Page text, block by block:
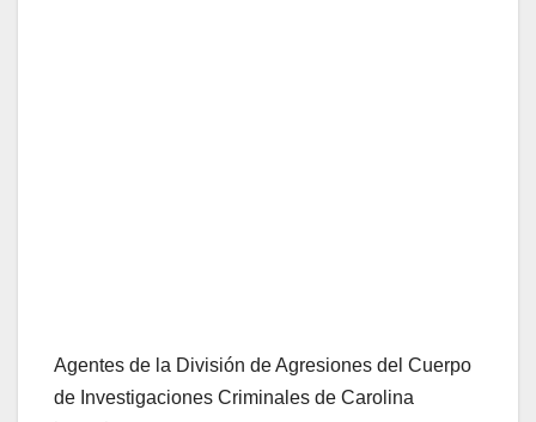
Agentes de la División de Agresiones del Cuerpo
de Investigaciones Criminales de Carolina